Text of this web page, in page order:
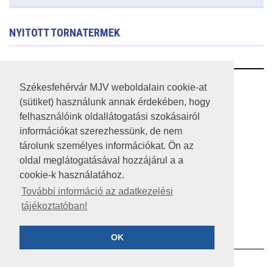
Székesfehérvár MJV weboldalain cookie-at
(sütiket) használunk annak érdekében, hogy
felhasználóink oldallátogatási szokásairól
információkat szerezhessünk, de nem
tárolunk személyes információkat. Ön az
oldal meglátogatásával hozzájárul a a
cookie-k használatához.
További információ az adatkezelési
tájékoztatóban!
OK
NYITOTT TORNATERMEK
RSS
A HONLAP 2017.03.31-I ÁLLAPOTA
JOGI NYILATKOZAT
IMPRESSZUM
KÖZÉRDEKŰ ADATOK